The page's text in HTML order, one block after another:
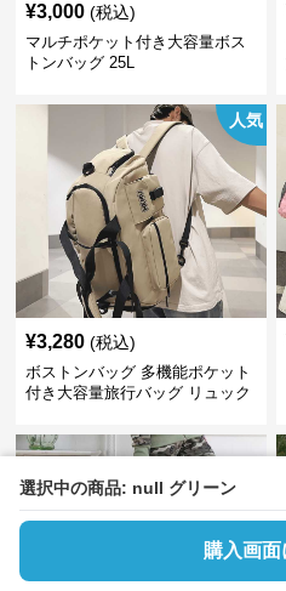
選択中の商品: null グリーン
購入画
¥3,000 (税込)
マルチポケット付き大容量ボス
トンバッグ 25L
人気
¥3,280 (税込)
ボストンバッグ 多機能ポケット
付き大容量旅行バッグ リュック